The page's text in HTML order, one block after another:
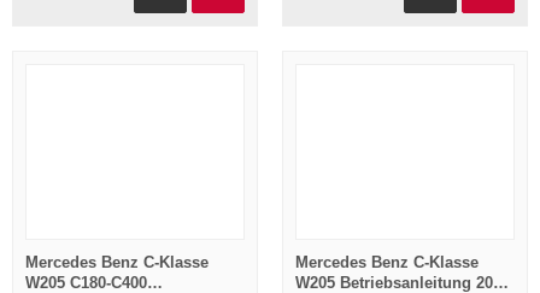
Mercedes Benz C-Klasse
W205 C180-C400
Mercedes Benz C-Klasse
W205 Betriebsanleitung 2019